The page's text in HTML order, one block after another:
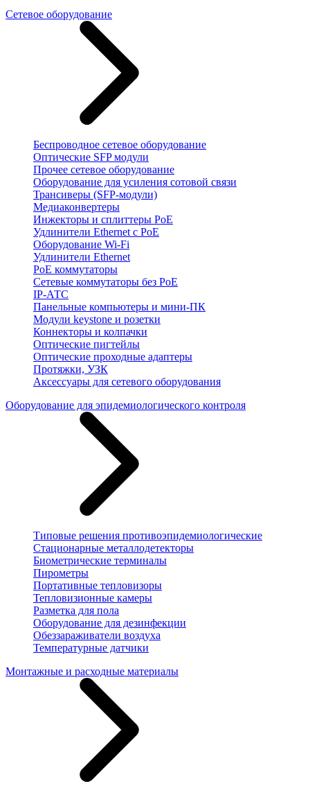
Сетевое оборудование
Беспроводное сетевое оборудование
Оптические SFP модули
Прочее сетевое оборудование
Оборудование для усиления сотовой связи
Трансиверы (SFP-модули)
Медиаконвертеры
Инжекторы и сплиттеры PoE
Удлинители Ethernet с PoE
Оборудование Wi-Fi
Удлинители Ethernet
PoE коммутаторы
Сетевые коммутаторы без PoE
IP-АТС
Панельные компьютеры и мини-ПК
Модули keystone и розетки
Коннекторы и колпачки
Оптические пигтейлы
Оптические проходные адаптеры
Протяжки, УЗК
Аксессуары для сетевого оборудования
Оборудование для эпидемиологического контроля
Типовые решения противоэпидемиологические
Стационарные металлодетекторы
Биометрические терминалы
Пирометры
Портативные тепловизоры
Тепловизионные камеры
Разметка для пола
Оборудование для дезинфекции
Обеззараживатели воздуха
Температурные датчики
Монтажные и расходные материалы